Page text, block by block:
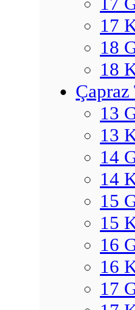
17
18
18
13
13
14
14
15
15
16
16
17